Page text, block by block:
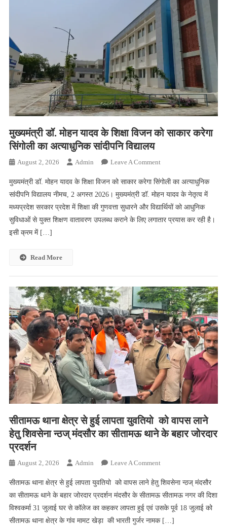
कहानी
मुख्यमंत्री डॉ. मोहन यादव के शिक्षा विजन को साकार करेगा
सिंगोली का अत्याधुनिक सांदीपनि विद्यालय
August 2, 2026 Admin Leave A CommentOn
डॉ.
मोहन
यादव
के
करेगा
सिंगोली
का
अत्याधुनिक
सांदीपनि
विद्यालय
मुख्यमंत्री डॉ. मोहन यादव के शिक्षा विजन को साकार करेगा सिंगोली का अत्याधुनिक
सांदीपनि विद्यालय नीमच, 2 अगस्त 2026। मुख्यमंत्री डॉ. मोहन यादव के नेतृत्व में
मध्यप्रदेश सरकार प्रदेश में शिक्षा की गुणवत्ता सुधारने और विद्यार्थियों को आधुनिक
सुविधाओं से युक्त शिक्षण वातावरण उपलब्ध कराने के लिए लगातार प्रयास कर रही है।
इसी क्रम में […]
Read More
सीतामऊ थाना क्षेत्र से हुई लापता युवतियो को वापस लाने
हेतु शिवसेना न्ठज् मंदसौर का सीतामऊ थाने के बहार जोरदार
प्रदर्शन
August 2, 2026 Admin Leave A CommentOn
थाना
क्षेत्र
से
हुई
सीतामऊ थाना क्षेत्र से हुई लापता युवतियो को वापस लाने हेतु शिवसेना न्ठज् मंदसौर
का सीतामऊ थाने के बहार जोरदार प्रदर्शन मंदसौर के सीतामऊ सीतामऊ नगर की दिशा
विश्वकर्मा 31 जुलाई घर से कॉलेज का कहकर लापता हुई एवं उसके पूर्व 18 जुलाई को
सीतामऊ थाना क्षेत्र के गांव मामट खेड़ा की भारती गुर्जर नामक […]